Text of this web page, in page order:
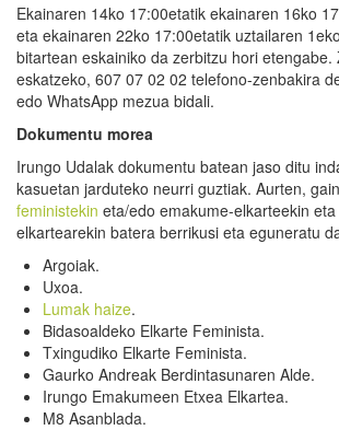
Ekainaren 14ko 17:00etatik ekainaren 16ko
eta ekainaren 22ko 17:00etatik uztailaren
bitartean eskainiko da zerbitzu hori etengabe.
eskatzeko, 607 07 02 02 telefono-zenbakira
edo WhatsApp mezua bidali.
Dokumentu morea
Irungo Udalak dokumentu batean jaso ditu
kasuetan jarduteko neurri guztiak. Aurten,
feministekin eta/edo emakume-elkarteekin eta
elkartearekin batera berrikusi eta eguneratu
Argoiak.
Uxoa.
Lumak haize.
Bidasoaldeko Elkarte Feminista.
Txingudiko Elkarte Feminista.
Gaurko Andreak Berdintasunaren Alde.
Irungo Emakumeen Etxea Elkartea.
M8 Asanblada.